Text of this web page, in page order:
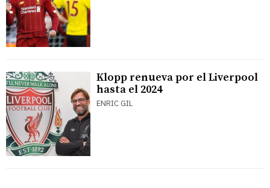
Klopp renueva por el Liverpool
hasta el 2024
ENRIC GIL